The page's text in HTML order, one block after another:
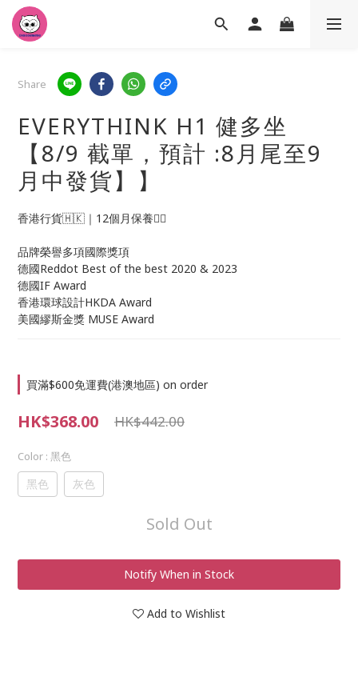
Share
EVERYTHINK H1 健多坐
【8/9 截單，預計 :8月尾至9
月中發貨】】
香港行貨🇭🇰｜12個月保養👍🏻
品牌榮譽多項國際獎項
德國Reddot Best of the best 2020 & 2023
德國IF Award
香港環球設計HKDA Award
美國繆斯金獎 MUSE Award
買滿$600免運費(港澳地區) on order
HK$368.00 HK$442.00
Color : 黑色
黑色 灰色
Sold Out
Notify When in Stock
Add to Wishlist